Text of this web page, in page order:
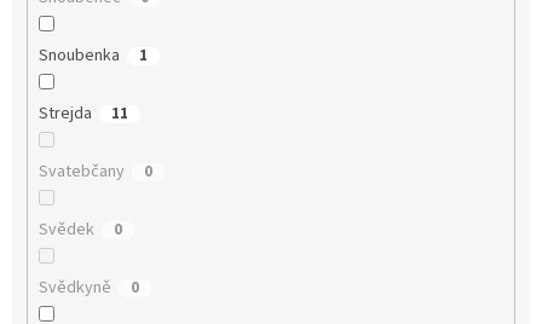
Snoubenka 1
Strejda 11
Svatebčany 0
Svědek 0
Svědkyně 0